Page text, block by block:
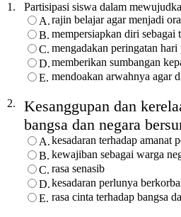
1. Partisipasi siswa dalam
A.rajin belajar agar menjadi
B. mempersiapkan diri sebagai
C. mengadakan peringatan
D.memberikan sumbangan
E. mendoakan arwahnya agar
2. Kesanggupan dan
bangsa dan negara
A.kesadaran terhadap amanat
B. kewajiban sebagai warga
C. rasa senasib
D.kesadaran perlunya
E. rasa cinta terhadap bangsa